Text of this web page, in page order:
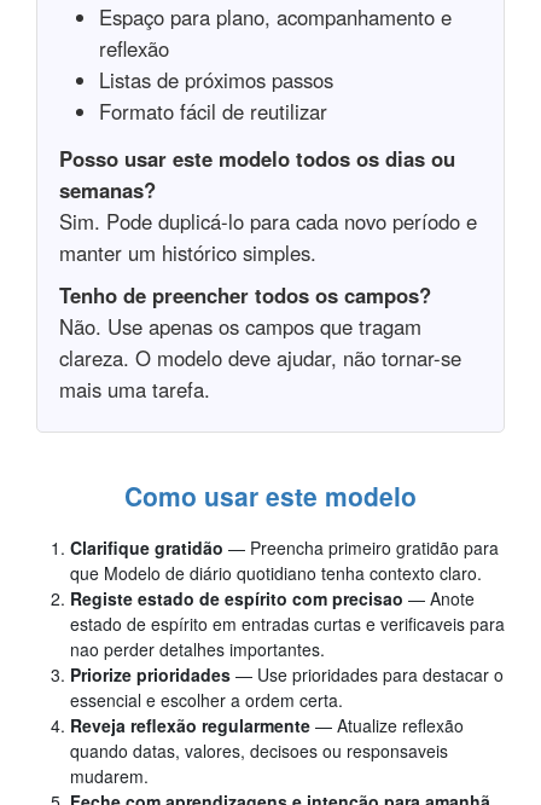
Espaço para plano, acompanhamento e
reflexão
Listas de próximos passos
Formato fácil de reutilizar
Posso usar este modelo todos os dias ou
semanas?
Sim. Pode duplicá-lo para cada novo período e
manter um histórico simples.
Tenho de preencher todos os campos?
Não. Use apenas os campos que tragam
clareza. O modelo deve ajudar, não tornar-se
mais uma tarefa.
Como usar este modelo
Clarifique gratidão — Preencha primeiro gratidão para
que Modelo de diário quotidiano tenha contexto claro.
Registe estado de espírito com precisao — Anote
estado de espírito em entradas curtas e verificaveis para
nao perder detalhes importantes.
Priorize prioridades — Use prioridades para destacar o
essencial e escolher a ordem certa.
Reveja reflexão regularmente — Atualize reflexão
quando datas, valores, decisoes ou responsaveis
mudarem.